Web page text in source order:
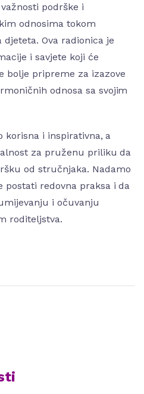
podrške i
odnosima tokom
Ova radionica je
i savjete koji će
bolje pripreme za izazove
odnosa sa svojim
korisna i inspirativna, a
za pruženu priliku da
od stručnjaka. Nadamo
postati redovna praksa i da
i očuvanju
roditeljstva.